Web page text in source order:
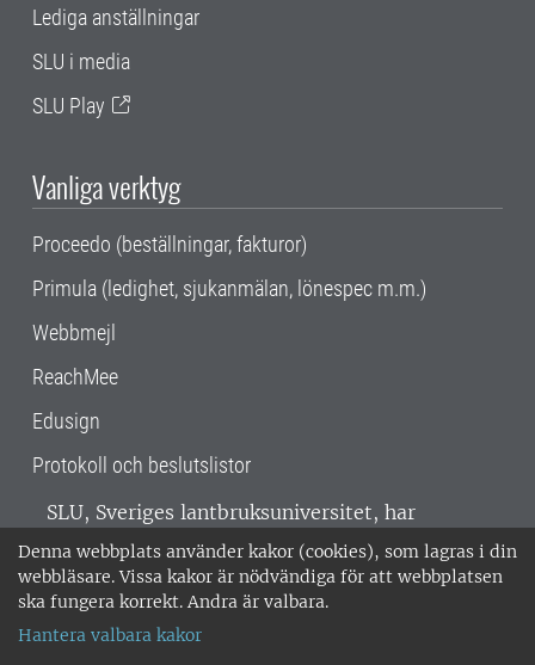
Denna webbplats använder kakor (cookies), som lagras i din
webbläsare. Vissa kakor är nödvändiga för att webbplatsen
ska fungera korrekt. Andra är valbara.
Hantera valbara kakor
Lediga anställningar
SLU i media
SLU Play
Vanliga verktyg
Proceedo (beställningar, fakturor)
Primula (ledighet, sjukanmälan, lönespec m.m.)
Webbmejl
ReachMee
Edusign
Protokoll och beslutslistor
SLU, Sveriges lantbruksuniversitet, har
verksamhet över hela Sverige. Huvudorter är
Alnarp, Uppsala och Umeå.SLU är
miljöcertifierat enligt ISO 14001. •
018-67 10 00 • Org nr: 202100-2817 •